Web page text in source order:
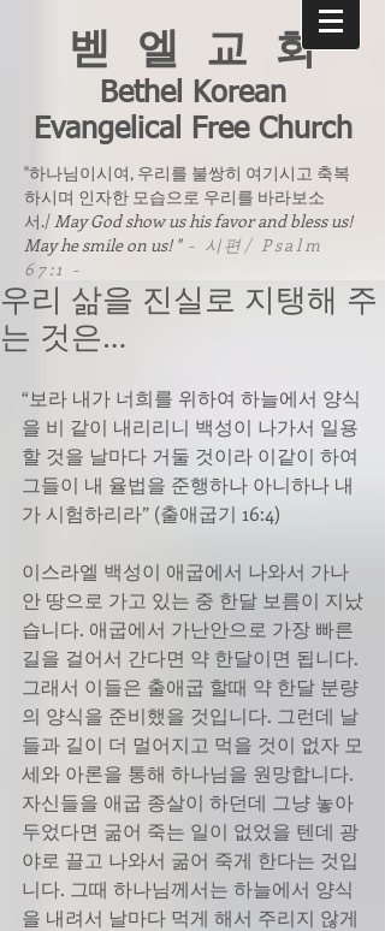
벧 엘 교 회
Bethel Korean
Evangelical Free Church
"하나님이시여, 우리를 불쌍히 여기시고 축복
하시며 인자한 모습으로 우리를 바라보소
서./May God show us his favor and bless us!
May he smile on us! " - 시편/ Psalm
67:1 -
우리 삶을 진실로 지탱해 주
는 것은…
“보라 내가 너희를 위하여 하늘에서 양식
을 비 같이 내리리니 백성이 나가서 일용
할 것을 날마다 거둘 것이라 이같이 하여
그들이 내 율법을 준행하나 아니하나 내
가 시험하리라” (출애굽기 16:4)
이스라엘 백성이 애굽에서 나와서 가나
안 땅으로 가고 있는 중 한달 보름이 지났
습니다. 애굽에서 가난안으로 가장 빠른
길을 걸어서 간다면 약 한달이면 됩니다.
그래서 이들은 출애굽 할때 약 한달 분량
의 양식을 준비했을 것입니다. 그런데 날
들과 길이 더 멀어지고 먹을 것이 없자 모
세와 아론을 통해 하나님을 원망합니다.
자신들을 애굽 종살이 하던데 그냥 놓아
두었다면 굶어 죽는 일이 없었을 텐데 광
야로 끌고 나와서 굶어 죽게 한다는 것입
니다. 그때 하나님께서는 하늘에서 양식
을 내려서 날마다 먹게 해서 주리지 않게